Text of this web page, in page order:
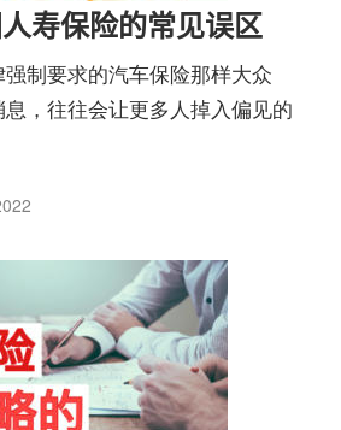
寿保险的常见误区
制要求的汽车保险那样大众
，往往会让更多人掉入偏见的